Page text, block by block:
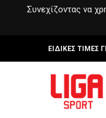
Συνεχίζοντας να
ΕΙΔΙΚΕΣ